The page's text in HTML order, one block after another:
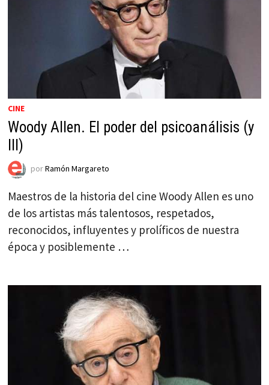
CINE
Woody Allen. El poder del psicoanálisis (y
III)
porRamón Margareto
Maestros de la historia del cine Woody Allen es uno
de los artistas más talentosos, respetados,
reconocidos, influyentes y prolíficos de nuestra
época y posiblemente …